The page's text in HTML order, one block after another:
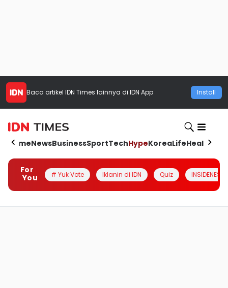
Baca artikel IDN Times lainnya di IDN App Install
HomeNewsBusinessSportTechHypeKoreaLifeHealth
For
You
# Yuk Vote Iklanin di IDN Quiz INSIDENESIA